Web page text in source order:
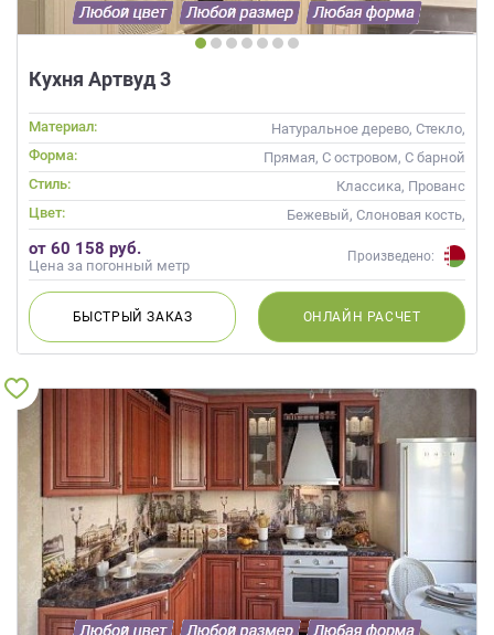
Кухня Артвуд 3
Материал:
Натуральное дерево, Стекло,
Массив
Форма:
Прямая, С островом, С барной
стойкой
Стиль:
Классика, Прованс
Цвет:
Бежевый, Слоновая кость,
Кремовый, Капучино
от 60 158 руб.
Цена за погонный метр
Произведено:
БЫСТРЫЙЗАКАЗ ОНЛАЙН РАСЧЕТ